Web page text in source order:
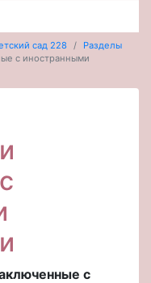
сад 228
Разделы
с иностранными
с